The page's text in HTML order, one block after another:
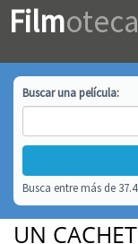
Filmoteca
Buscar unapelícula:
Busca entre más de
UN